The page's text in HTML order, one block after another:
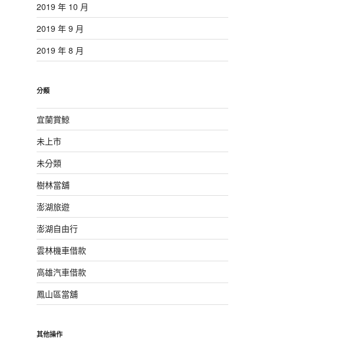
2019 年 10 月
2019 年 9 月
2019 年 8 月
分類
宜蘭賞鯨
未上市
未分類
樹林當舖
澎湖旅遊
澎湖自由行
雲林機車借款
高雄汽車借款
鳳山區當舖
其他操作